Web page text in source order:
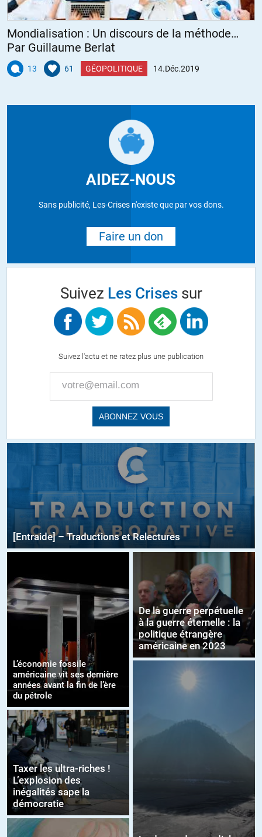
Mondialisation : Un discours de la méthode…
Par Guillaume Berlat
13 61 GÉOPOLITIQUE 14.Déc.2019
AIDEZ-NOUS
Sans publicité, Les-Crises n'existe que par vos dons.
Faire un don
Suivez Les Crisessur
Suivez l'actu et ne ratez plus une publication
[Entraide] – Traductions et Relectures
L’économie fossile
américaine vit ses dernière
années avant la fin de l’ère
du pétrole
Taxer les ultra-riches !
L’explosion des
inégalités sape la
démocratie
De la guerre perpétuelle
à la guerre éternelle : la
politique étrangère
américaine en 2023